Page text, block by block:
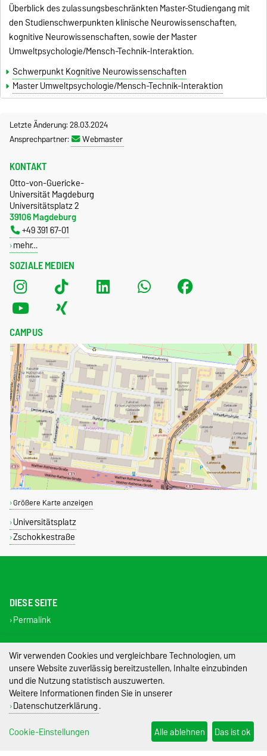
Überblick des zulassungsbeschränkten Master-Studiengang mit
den Studienschwerpunkten klinische Neurowissenschaften,
kognitive Neurowissenschaften, sowie der Master
Umweltpsychologie/Mensch-Technik-Interaktion.
Schwerpunkt Kognitive Neurowissenschaften
Master Umweltpsychologie/Mensch-Technik-Interaktion
Letzte Änderung: 28.03.2024
Ansprechpartner:
Webmaster
SOZIALE MEDIEN
KONTAKT
Otto-von-Guericke-
Universität Magdeburg
Universitätsplatz 2
39106 Magdeburg
+49 391 67-01
mehr…
CAMPUS
Größere Karte anzeigen
Universitätsplatz
Zschokkestraße
DIESE SEITE
Permalink
Datenschutz
Barrierefreiheit
Cookie-Einstellungen
Wir verwenden Cookies und vergleichbare Technologien, um
unsere Website zuverlässig bereitzustellen, Inhalte einzubinden
und die Nutzung statistisch auszuwerten.
Weitere Informationen finden Sie in unserer
Datenschutzerklärung.
Cookie-Einstellungen
Alle ablehnen Das ist ok